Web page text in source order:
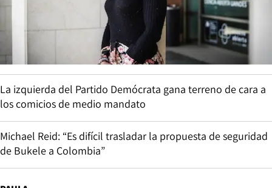
La izquierda del Partido Demócrata gana terreno de cara a
los comicios de medio mandato
Michael Reid: “Es difícil trasladar la propuesta de seguridad
de Bukele a Colombia”